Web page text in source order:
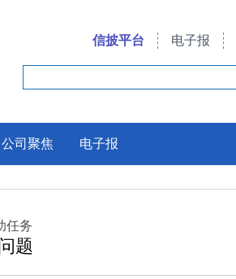
信披平台 电子报
公司聚焦 电子报
任务
题